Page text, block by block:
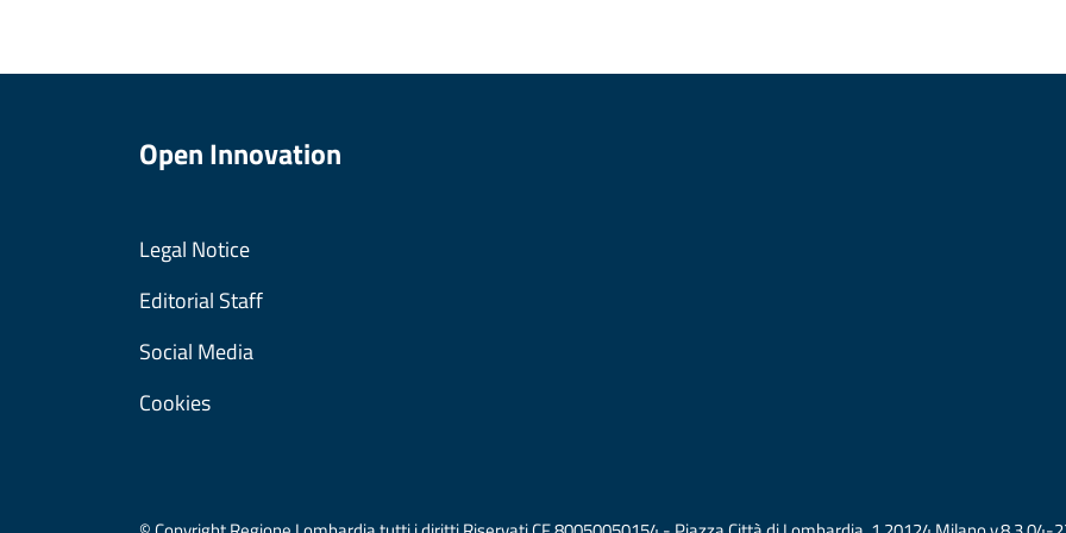
Open Innovation
Legal Notice
Editorial Staff
Social Media
Cookies